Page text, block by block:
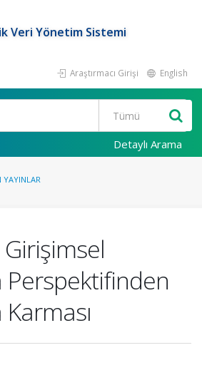
Veri Yönetim Sistemi
Araştırmacı Girişi English
Detaylı Arama
YAYINLAR
Girişimsel
Perspektifinden